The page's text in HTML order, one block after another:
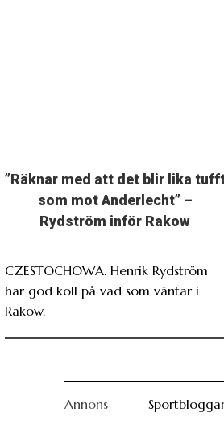
”Räknar med att det blir lika
som mot Anderlecht” –
Rydström inför Rakow
CZESTOCHOWA. Henrik Rydström
har god koll på vad som väntar i
Rakow.
Annons